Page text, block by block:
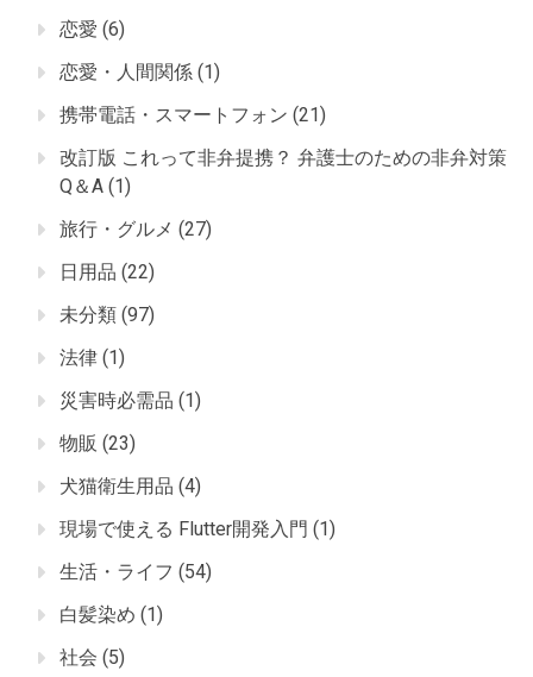
恋愛 (6)
恋愛・人間関係 (1)
携帯電話・スマートフォン (21)
改訂版 これって非弁提携？ 弁護士のための非弁対策
Q＆A (1)
旅行・グルメ (27)
日用品 (22)
未分類 (97)
法律 (1)
災害時必需品 (1)
物販 (23)
犬猫衛生用品 (4)
現場で使える Flutter開発入門 (1)
生活・ライフ (54)
白髪染め (1)
社会 (5)